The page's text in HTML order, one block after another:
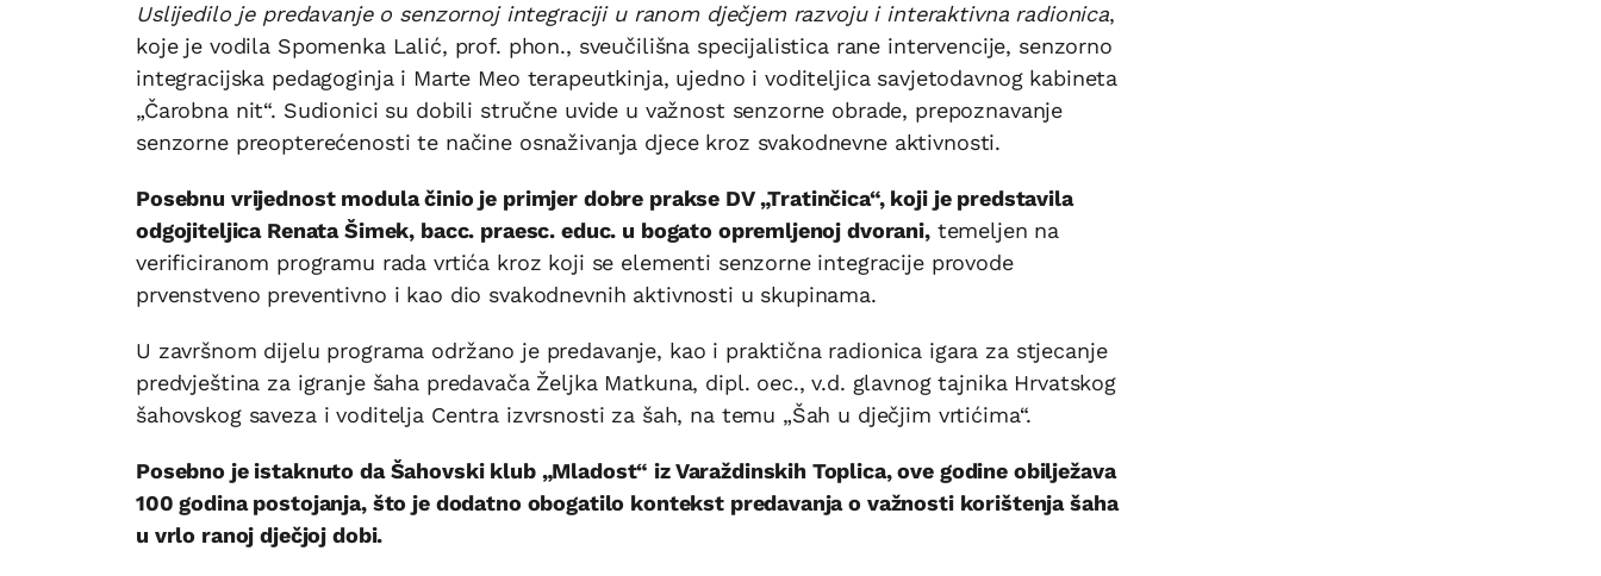
Uslijedilo je predavanje o senzornoj integraciji u ranom dječjem razvoju i interaktivna radionica,
koje je vodila Spomenka Lalić, prof. phon., sveučilišna specijalistica rane intervencije, senzorno
integracijska pedagoginja i Marte Meo terapeutkinja, ujedno i voditeljica savjetodavnog kabineta
„Čarobna nit“. Sudionici su dobili stručne uvide u važnost senzorne obrade, prepoznavanje
senzorne preopterećenosti te načine osnaživanja djece kroz svakodnevne aktivnosti.
Posebnu vrijednost modula činio je primjer dobre prakse DV „Tratinčica“, koji je predstavila
odgojiteljica Renata Šimek, bacc. praesc. educ. u bogato opremljenoj dvorani,temeljen na
verificiranom programu rada vrtića kroz koji se elementi senzorne integracije provode
prvenstveno preventivno i kao dio svakodnevnih aktivnosti u skupinama.
U završnom dijelu programa održano je predavanje, kao i praktična radionica igara za stjecanje
predvještina za igranje šaha predavača Željka Matkuna, dipl. oec., v.d. glavnog tajnika Hrvatskog
šahovskog saveza i voditelja Centra izvrsnosti za šah, na temu „Šah u dječjim vrtićima“.
Posebno je istaknuto da Šahovski klub „Mladost“ iz Varaždinskih Toplica, ove godine obilježava
100 godina postojanja, što je dodatno obogatilo kontekst predavanja o važnosti korištenja šaha
u vrlo ranoj dječjoj dobi.